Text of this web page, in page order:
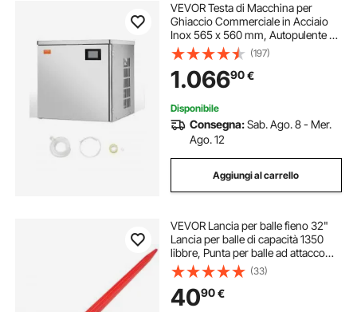
VEVOR Testa di Macchina per
Ghiaccio Commerciale in Acciaio
Inox 565 x 560 mm, Autopulente e
Produzione Ghiaccio, Macchina per
Cubetti di Ghiaccio Modulare, Solo
Testa, 204,1 kg / Giorno
(197)
1.06690€
Disponibile
Consegna:Sab. Ago. 8 - Mer.
Ago. 12
Aggiungi al carrello
VEVOR Lancia per balle fieno 32"
Lancia per balle di capacità 1350
libbre, Punta per balle ad attacco
rapido Lancia per balle di fieno
quadrata larga 1,4" Forche per balle
rivestite di rosso
(33)
4090€